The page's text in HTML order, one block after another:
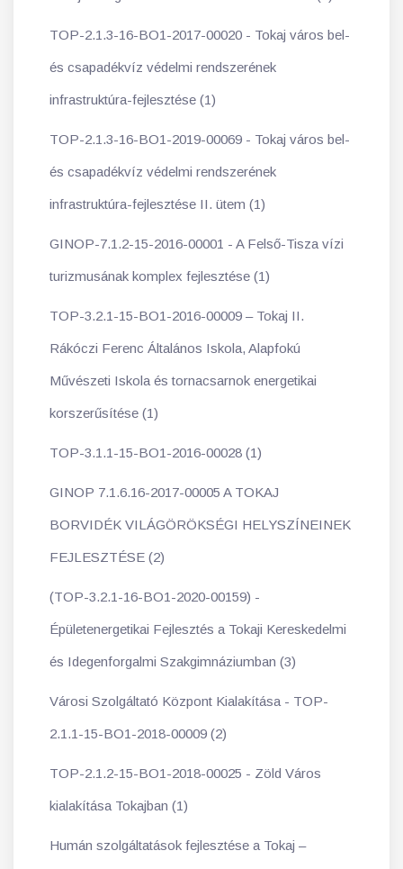
TOP-2.1.3-16-BO1-2017-00020 - Tokaj város bel-
és csapadékvíz védelmi rendszerének
infrastruktúra-fejlesztése (1)
TOP-2.1.3-16-BO1-2019-00069 - Tokaj város bel-
és csapadékvíz védelmi rendszerének
infrastruktúra-fejlesztése II. ütem (1)
GINOP-7.1.2-15-2016-00001 - A Felső-Tisza vízi
turizmusának komplex fejlesztése (1)
TOP-3.2.1-15-BO1-2016-00009 – Tokaj II.
Rákóczi Ferenc Általános Iskola, Alapfokú
Művészeti Iskola és tornacsarnok energetikai
korszerűsítése (1)
TOP-3.1.1-15-BO1-2016-00028 (1)
GINOP 7.1.6.16-2017-00005 A TOKAJ
BORVIDÉK VILÁGÖRÖKSÉGI HELYSZÍNEINEK
FEJLESZTÉSE (2)
(TOP-3.2.1-16-BO1-2020-00159) -
Épületenergetikai Fejlesztés a Tokaji Kereskedelmi
és Idegenforgalmi Szakgimnáziumban (3)
Városi Szolgáltató Központ Kialakítása - TOP-
2.1.1-15-BO1-2018-00009 (2)
TOP-2.1.2-15-BO1-2018-00025 - Zöld Város
kialakítása Tokajban (1)
Humán szolgáltatások fejlesztése a Tokaj –